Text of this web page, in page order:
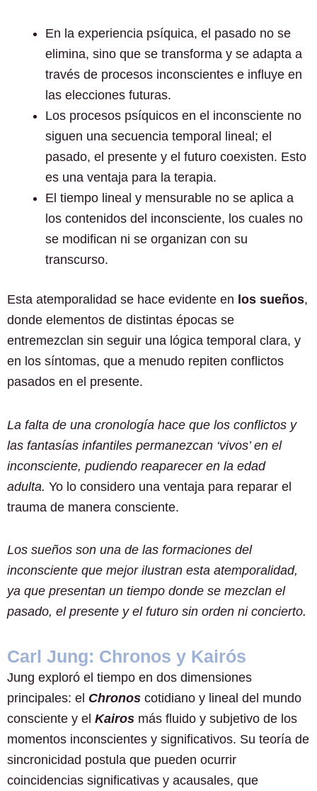
En la experiencia psíquica, el pasado no se
elimina, sino que se transforma y se adapta a
través de procesos inconscientes e influye en
las elecciones futuras.
Los procesos psíquicos en el inconsciente no
siguen una secuencia temporal lineal; el
pasado, el presente y el futuro coexisten. Esto
es una ventaja para la terapia.
El tiempo lineal y mensurable no se aplica a
los contenidos del inconsciente, los cuales no
se modifican ni se organizan con su
transcurso.
Esta atemporalidad se hace evidente en los sueños,
donde elementos de distintas épocas se
entremezclan sin seguir una lógica temporal clara, y
en los síntomas, que a menudo repiten conflictos
pasados en el presente.
La falta de una cronología hace que los conflictos y
las fantasías infantiles permanezcan ‘vivos’ en el
inconsciente, pudiendo reaparecer en la edad
adulta. Yo lo considero una ventaja para reparar el
trauma de manera consciente.
Los sueños son una de las formaciones del
inconsciente que mejor ilustran esta atemporalidad,
ya que presentan un tiempo donde se mezclan el
pasado, el presente y el futuro sin orden ni concierto.
Carl Jung: Chronos y Kairós
Jung exploró el tiempo en dos dimensiones
principales: el Chronos cotidiano y lineal del mundo
consciente y el Kairos más fluido y subjetivo de los
momentos inconscientes y significativos. Su teoría de
sincronicidad postula que pueden ocurrir
coincidencias significativas y acausales, que